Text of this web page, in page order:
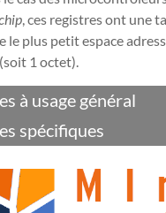
, ces registres ont une
le plus petit espace
1 octet).
à usage général
spécifiques